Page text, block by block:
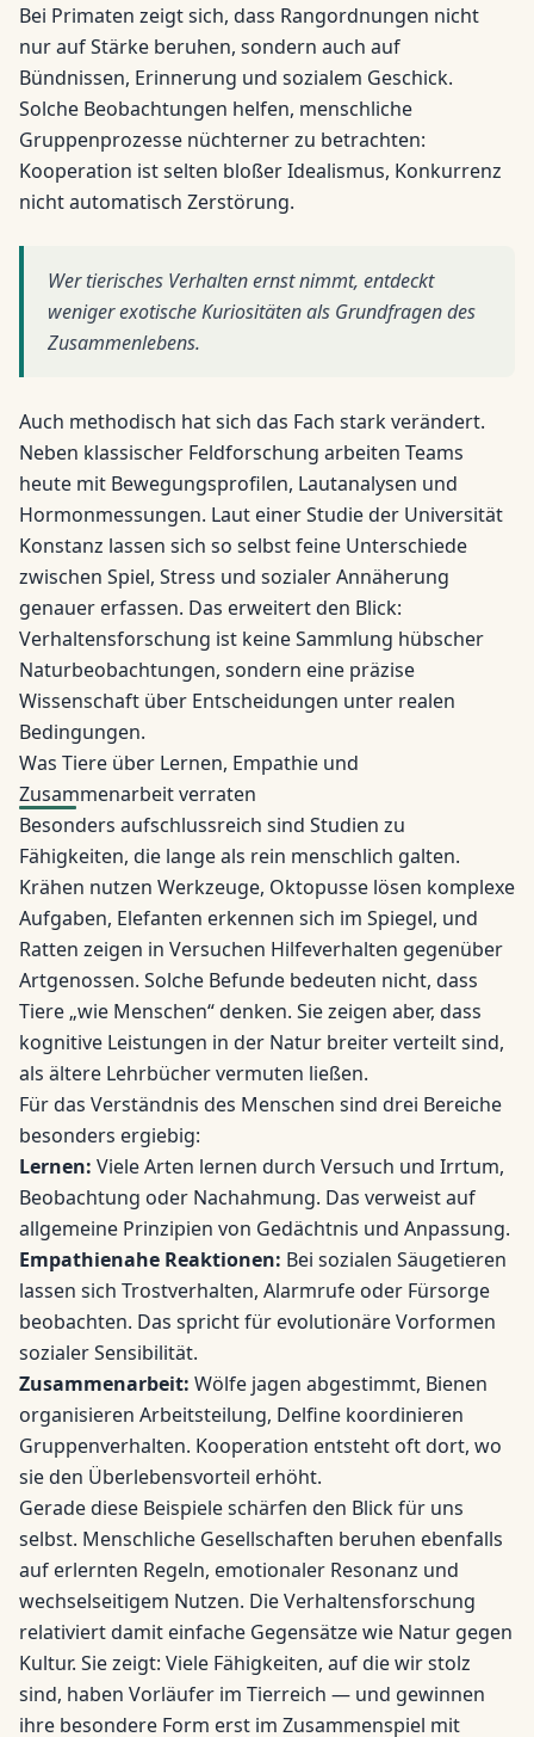
Bei Primaten zeigt sich, dass Rangordnungen nicht
nur auf Stärke beruhen, sondern auch auf
Bündnissen, Erinnerung und sozialem Geschick.
Solche Beobachtungen helfen, menschliche
Gruppenprozesse nüchterner zu betrachten:
Kooperation ist selten bloßer Idealismus, Konkurrenz
nicht automatisch Zerstörung.
Wer tierisches Verhalten ernst nimmt, entdeckt
weniger exotische Kuriositäten als Grundfragen des
Zusammenlebens.
Auch methodisch hat sich das Fach stark verändert.
Neben klassischer Feldforschung arbeiten Teams
heute mit Bewegungsprofilen, Lautanalysen und
Hormonmessungen. Laut einer Studie der Universität
Konstanz lassen sich so selbst feine Unterschiede
zwischen Spiel, Stress und sozialer Annäherung
genauer erfassen. Das erweitert den Blick:
Verhaltensforschung ist keine Sammlung hübscher
Naturbeobachtungen, sondern eine präzise
Wissenschaft über Entscheidungen unter realen
Bedingungen.
Was Tiere über Lernen, Empathie und
Zusammenarbeit verraten
Besonders aufschlussreich sind Studien zu
Fähigkeiten, die lange als rein menschlich galten.
Krähen nutzen Werkzeuge, Oktopusse lösen komplexe
Aufgaben, Elefanten erkennen sich im Spiegel, und
Ratten zeigen in Versuchen Hilfeverhalten gegenüber
Artgenossen. Solche Befunde bedeuten nicht, dass
Tiere „wie Menschen“ denken. Sie zeigen aber, dass
kognitive Leistungen in der Natur breiter verteilt sind,
als ältere Lehrbücher vermuten ließen.
Für das Verständnis des Menschen sind drei Bereiche
besonders ergiebig:
Lernen: Viele Arten lernen durch Versuch und Irrtum,
Beobachtung oder Nachahmung. Das verweist auf
allgemeine Prinzipien von Gedächtnis und Anpassung.
Empathienahe Reaktionen: Bei sozialen Säugetieren
lassen sich Trostverhalten, Alarmrufe oder Fürsorge
beobachten. Das spricht für evolutionäre Vorformen
sozialer Sensibilität.
Zusammenarbeit: Wölfe jagen abgestimmt, Bienen
organisieren Arbeitsteilung, Delfine koordinieren
Gruppenverhalten. Kooperation entsteht oft dort, wo
sie den Überlebensvorteil erhöht.
Gerade diese Beispiele schärfen den Blick für uns
selbst. Menschliche Gesellschaften beruhen ebenfalls
auf erlernten Regeln, emotionaler Resonanz und
wechselseitigem Nutzen. Die Verhaltensforschung
relativiert damit einfache Gegensätze wie Natur gegen
Kultur. Sie zeigt: Viele Fähigkeiten, auf die wir stolz
sind, haben Vorläufer im Tierreich — und gewinnen
ihre besondere Form erst im Zusammenspiel mit